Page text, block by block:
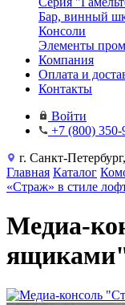
Бар, винный
Консоли
Элементы
Компания
Оплата и
Контакты
Войти
+7 (800) 350-
г. Санкт-
Главная Каталог
«Страж» в стиле
Медиа-